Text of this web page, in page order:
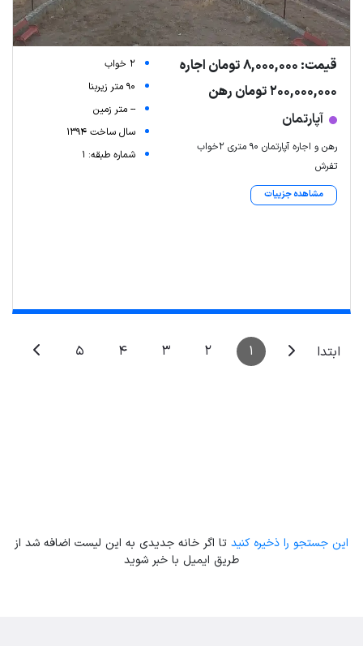
قیمت: 8,000,000 تومان اجاره
200,000,000 تومان رهن
آپارتمان
رهن و اجاره آپارتمان ۹۰ متری ۲خواب
تفرش
مشاهده جزییات
2 خواب
90 متر زیربنا
-- متر زمین
سال ساخت 1394
شماره طبقه: 1
ابتدا 1
2
3
4
5
این جستجو را ذخیره کنید تا اگر خانه جدیدی به این لیست اضافه شد از
طریق ایمیل با خبر شوید